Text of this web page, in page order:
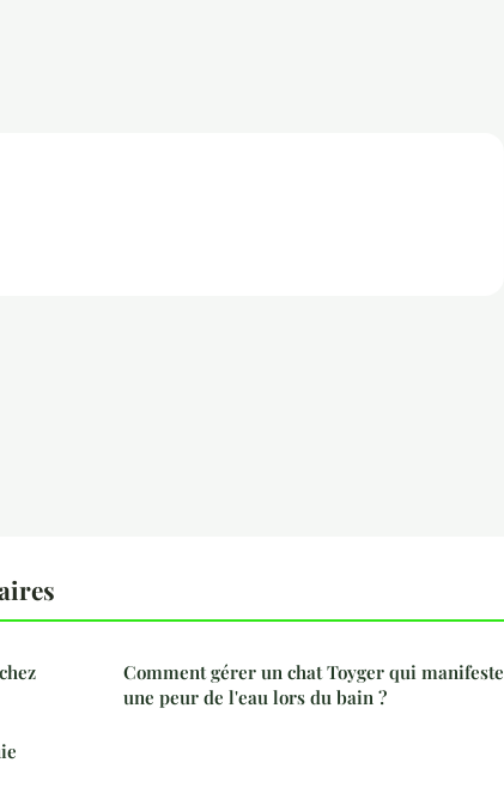
Comment gérer un chat Toyger qui manifeste
une peur de l'eau lors du bain ?